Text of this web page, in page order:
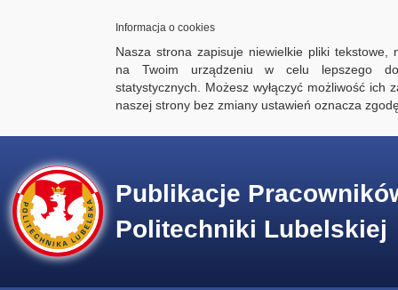
Informacja o cookies
Nasza strona zapisuje niewielkie pliki tekstowe,
na Twoim urządzeniu w celu lepszego
statystycznych. Możesz wyłączyć możliwość ich
naszej strony bez zmiany ustawień oznacza
Publikacje
Politechniki Lubelskiej